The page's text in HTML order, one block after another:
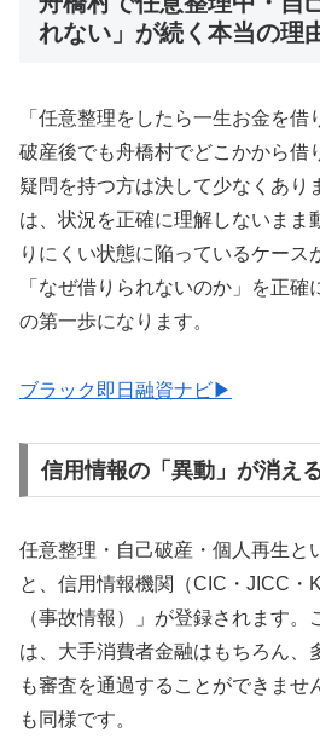
れない」が続く本当の理
「任意整理をしたら一生お金を
破産後でも舟橋村でどこかから
疑問を持つ方は決して少なくあり
は、状況を正確に理解しないまま
りにくい状態に陥っているケース
「なぜ借りられないのか」を正
の第一歩になります。
ブラック即日融資ナビ▶
信用情報の「異動」が消え
任意整理・自己破産・個人再生と
と、信用情報機関（CIC・JICC・
（事故情報）」が登録されます
は、大手消費者金融はもちろん、
も審査を通過することができませ
も同様です。